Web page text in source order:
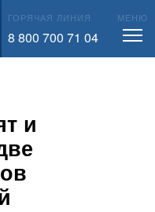
ГОРЯЧАЯ ЛИНИЯ
8 800 700 71 04
МЕНЮ
и